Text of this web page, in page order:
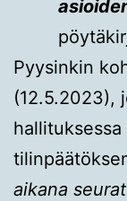
Pyysinkin
(12.5.2023),
aikana